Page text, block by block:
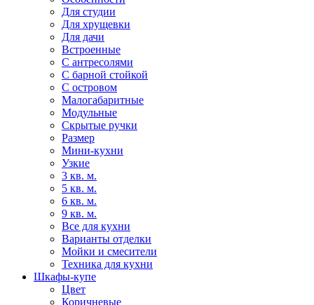
Для студии
Для хрущевки
Для дачи
Встроенные
С антресолями
С барной стойкой
С островом
Малогабаритные
Модульные
Скрытые ручки
Размер
Мини-кухни
Узкие
3 кв. м.
5 кв. м.
6 кв. м.
9 кв. м.
Все для кухни
Варианты отделки
Мойки и смесители
Техника для кухни
Шкафы-купе
Цвет
Коричневые